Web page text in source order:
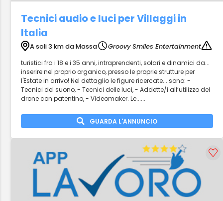
Tecnici audio e luci per Villaggi in
Italia
A soli 3 km da Massa
Groovy Smiles Entertainment
turistici fra i 18 e i 35 anni, intraprendenti, solari e dinamici da...
inserire nel proprio organico, presso le proprie strutture per
l'Estate in arrivo! Nel dettaglio le figure ricercate... sono: -
Tecnici del suono, - Tecnici delle luci, - Addette/i all’utilizzo del
drone con patentino, - Videomaker. Le......
GUARDA L'ANNUNCIO